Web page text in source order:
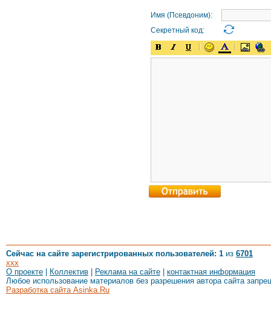
Имя (Псевдоним):
Секретный код:
Сейчас на сайте зарегистрированных пользователей: 1 из 6701
xxx
О проекте
Коллектив Реклама на сайте
контактная информация
Любое использование материалов без разрешения автора сайта
Разработка сайта Asinka.Ru